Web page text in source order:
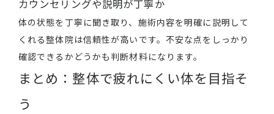
カウンセリングや説明が丁寧か
体の状態を丁寧に聞き取り、施術内容を明確に説明して
くれる整体院は信頼性が高いです。不安な点をしっかり
確認できるかどうかも判断材料になります。
まとめ：整体で疲れにくい体を目指そ
う